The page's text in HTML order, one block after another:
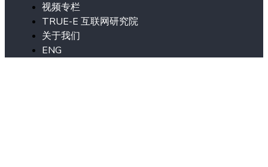
视频专栏
TRUE-E 互联网研究院
关于我们
ENG